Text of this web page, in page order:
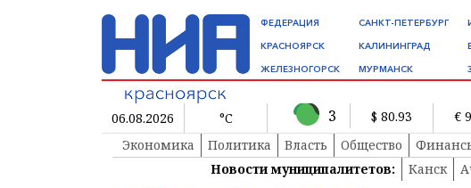
ФЕДЕРАЦИЯ
КРАСНОЯРСК
ЖЕЛЕЗНОГОРСК
САНКТ-ПЕТЕРБУРГ
КАЛИНИНГРАД
МУРМАНСК
06.08.2026 °C 3 $ 80.93 €
Экономика
Политика Власть Общество
Новости муниципалитетов:
Канск